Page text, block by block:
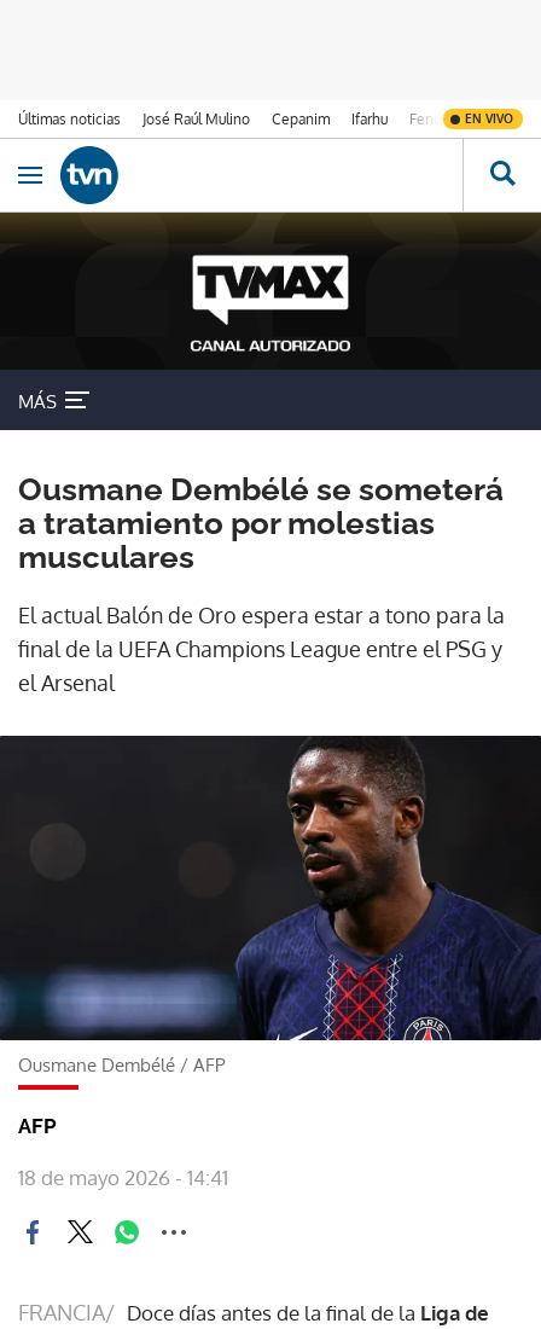
Últimas noticias José Raúl Mulino Cepanim Ifarhu Fenómeno de El
EN VIVO
Ir al contenido
Obrir navegació
MÁS
Ousmane Dembélé se someterá
a tratamiento por molestias
musculares
El actual Balón de Oro espera estar a tono para la
final de la UEFA Champions League entre el PSG y
el Arsenal
Ousmane Dembélé / AFP
AFP
18 de mayo 2026 - 14:41
FRANCIA/ Doce días antes de la final de la Liga de